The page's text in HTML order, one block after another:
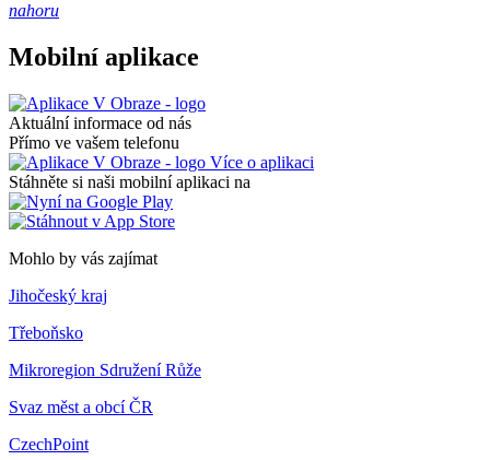
nahoru
Mobilní aplikace
Aktuální informace od nás
Přímo ve vašem telefonu
Více o aplikaci
Stáhněte si naši mobilní aplikaci na
Mohlo by vás zajímat
Jihočeský kraj
Třeboňsko
Mikroregion Sdružení Růže
Svaz měst a obcí ČR
CzechPoint